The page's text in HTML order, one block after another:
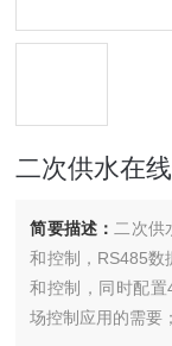
二次供水在
简要描述： 二次供
和控制，RS485数
和控制，同时配
场控制应用的需要；